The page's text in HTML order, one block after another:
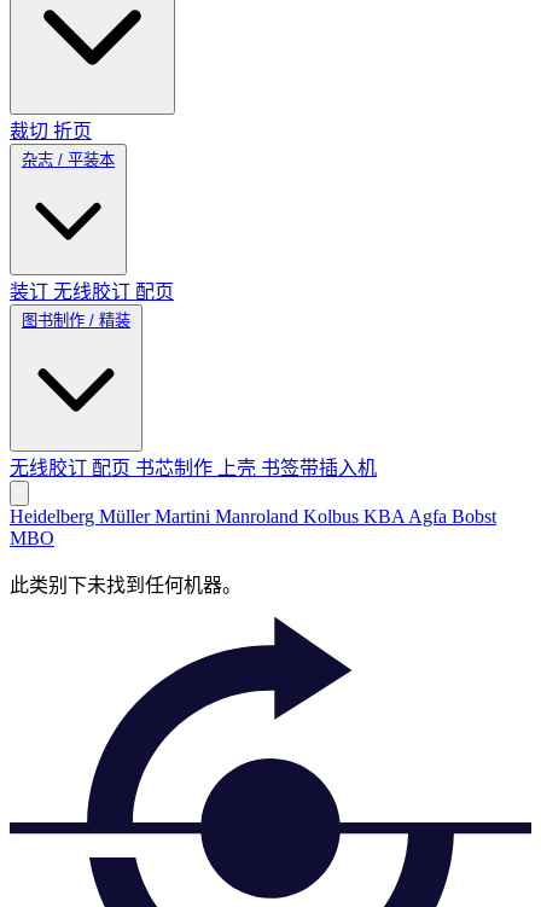
裁切 折页
杂志 / 平装本
装订 无线胶订 配页
图书制作 / 精装
无线胶订 配页 书芯制作 上壳 书签带插入机
Heidelberg Müller Martini Manroland Kolbus KBA Agfa Bobst
MBO
此类别下未找到任何机器。